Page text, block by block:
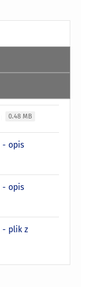
0.48 MB
- opis
- opis
- plik z